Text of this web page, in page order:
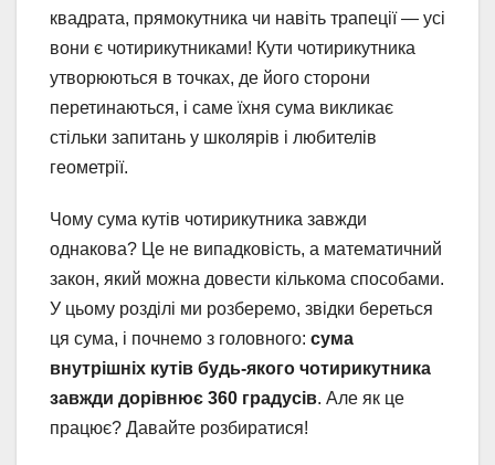
квадрата, прямокутника чи навіть трапеції — усі
вони є чотирикутниками! Кути чотирикутника
утворюються в точках, де його сторони
перетинаються, і саме їхня сума викликає
стільки запитань у школярів і любителів
геометрії.
Чому сума кутів чотирикутника завжди
однакова? Це не випадковість, а математичний
закон, який можна довести кількома способами.
У цьому розділі ми розберемо, звідки береться
ця сума, і почнемо з головного: сума
внутрішніх кутів будь-якого чотирикутника
завжди дорівнює 360 градусів. Але як це
працює? Давайте розбиратися!